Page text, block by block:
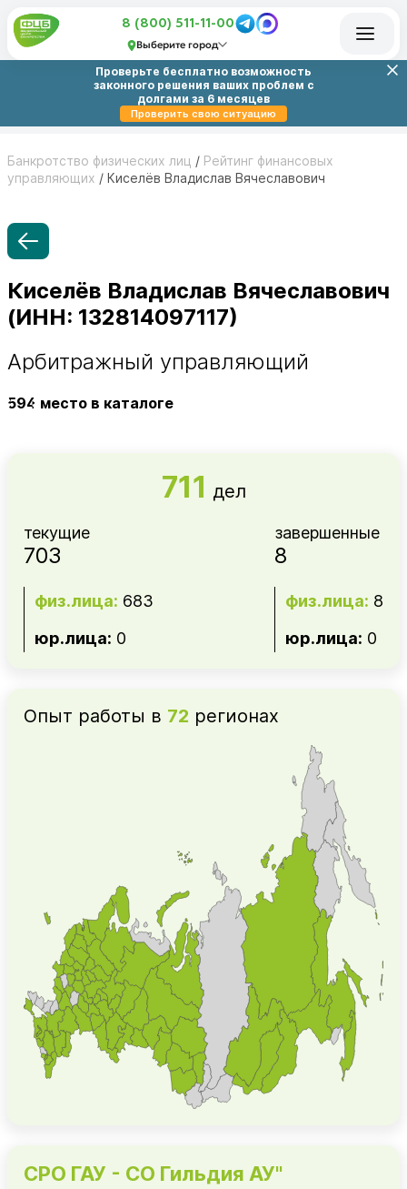
8 (800) 511-11-00
Выберите город
Проверьте бесплатно возможность
законного решения ваших проблем с
долгами за 6 месяцев
Проверить свою ситуацию
Банкротство физических лиц / Рейтинг финансовых
управляющих / Киселёв Владислав Вячеславович
Киселёв Владислав Вячеславович
(ИНН: 132814097117)
Арбитражный управляющий
594 место в каталоге
711 дел
текущие
703
физ.лица: 683
юр.лица: 0
завершенные
8
физ.лица: 8
юр.лица: 0
Опыт работы в 72 регионах
СРО ГАУ - СО Гильдия АУ"